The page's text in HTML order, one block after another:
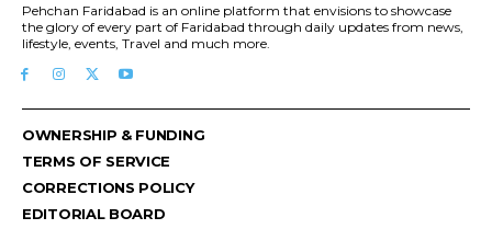
Pehchan Faridabad is an online platform that envisions to showcase
the glory of every part of Faridabad through daily updates from news,
lifestyle, events, Travel and much more.
OWNERSHIP & FUNDING
TERMS OF SERVICE
CORRECTIONS POLICY
EDITORIAL BOARD